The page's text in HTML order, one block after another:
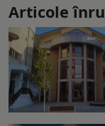
Articole